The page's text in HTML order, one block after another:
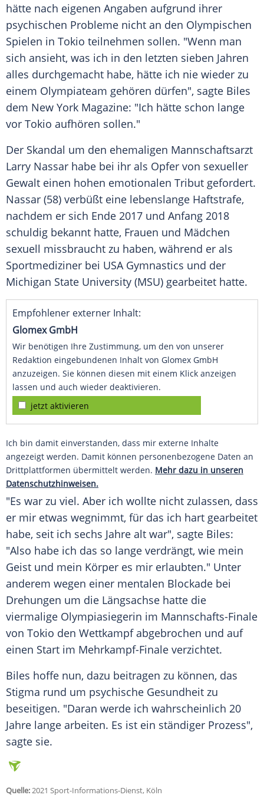
hätte nach eigenen Angaben aufgrund ihrer
psychischen Probleme nicht an den Olympischen
Spielen in Tokio teilnehmen sollen. "Wenn man
sich ansieht, was ich in den letzten sieben Jahren
alles durchgemacht habe, hätte ich nie wieder zu
einem Olympiateam gehören dürfen", sagte Biles
dem New York Magazine: "Ich hätte schon lange
vor Tokio aufhören sollen."
Der Skandal um den ehemaligen Mannschaftsarzt
Larry Nassar habe bei ihr als Opfer von sexueller
Gewalt einen hohen emotionalen Tribut gefordert.
Nassar (58) verbüßt eine lebenslange Haftstrafe,
nachdem er sich Ende 2017 und Anfang 2018
schuldig bekannt hatte, Frauen und Mädchen
sexuell missbraucht zu haben, während er als
Sportmediziner bei USA Gymnastics und der
Michigan State University (MSU) gearbeitet hatte.
Empfohlener externer Inhalt:
Glomex GmbH
Wir benötigen Ihre Zustimmung, um den von unserer
Redaktion eingebundenen Inhalt von Glomex GmbH
anzuzeigen. Sie können diesen mit einem Klick anzeigen
lassen und auch wieder deaktivieren.
jetzt aktivieren
Ich bin damit einverstanden, dass mir externe Inhalte
angezeigt werden. Damit können personenbezogene Daten an
Drittplattformen übermittelt werden. Mehr dazu in unseren
Datenschutzhinweisen.
"Es war zu viel. Aber ich wollte nicht zulassen, dass
er mir etwas wegnimmt, für das ich hart gearbeitet
habe, seit ich sechs Jahre alt war", sagte Biles:
"Also habe ich das so lange verdrängt, wie mein
Geist und mein Körper es mir erlaubten." Unter
anderem wegen einer mentalen Blockade bei
Drehungen um die Längsachse hatte die
viermalige Olympiasiegerin im Mannschafts-Finale
von Tokio den Wettkampf abgebrochen und auf
einen Start im Mehrkampf-Finale verzichtet.
Biles hoffe nun, dazu beitragen zu können, das
Stigma rund um psychische Gesundheit zu
beseitigen. "Daran werde ich wahrscheinlich 20
Jahre lange arbeiten. Es ist ein ständiger Prozess",
sagte sie.
Quelle:2021 Sport-Informations-Dienst, Köln